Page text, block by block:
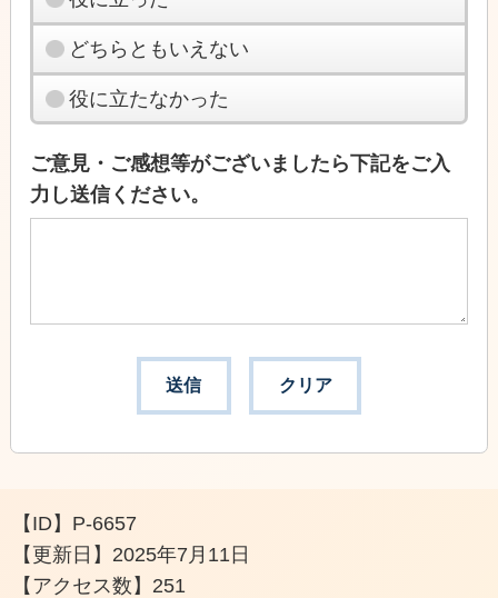
どちらともいえない
役に立たなかった
ご意見・ご感想等がございましたら下記をご入
力し送信ください。
【ID】 P-6657
【更新日】 2025年7月11日
【アクセス数】 251